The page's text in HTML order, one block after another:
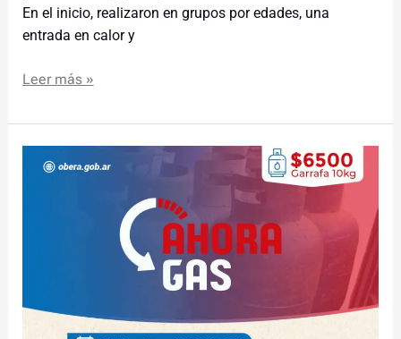
En el inicio, realizaron en grupos por edades, una
entrada en calor y
Leer más »
programa
Barrio